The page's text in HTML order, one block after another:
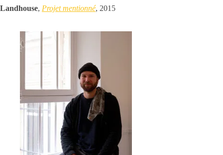
Landhouse, Projet mentionné, 2015